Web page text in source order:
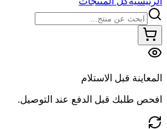
المعاينة قبل الاستلام
افحص طلبك قبل الدفع عند التوصيل.